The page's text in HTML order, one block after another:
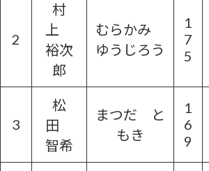
2
村
上
裕次
郎
むらかみ
ゆうじろう
1
7
5
3
松
田
智希
まつだ と
もき
1
6
9